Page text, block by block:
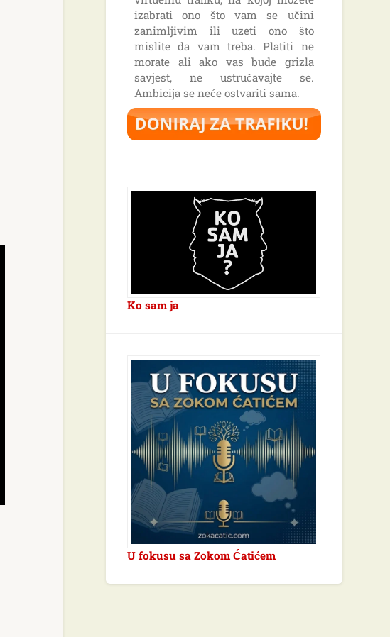
izabrati ono što vam se učini
zanimljivim ili uzeti ono što
mislite da vam treba. Platiti ne
morate ali ako vas bude grizla
savjest, ne ustručavajte se.
Ambicija se neće ostvariti sama.
Ko sam ja
U fokusu sa Zokom Ćatićem